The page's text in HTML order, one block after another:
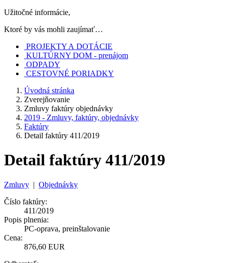
Užitočné informácie,
Ktoré by vás mohli zaujímať…
PROJEKTY A DOTÁCIE
KULTÚRNY DOM - prenájom
ODPADY
CESTOVNÉ PORIADKY
Úvodná stránka
Zverejňovanie
Zmluvy faktúry objednávky
2019 - Zmluvy, faktúry, objednávky
Faktúry
Detail faktúry 411/2019
Detail faktúry 411/2019
Zmluvy | Objednávky
Číslo faktúry:
411/2019
Popis plnenia:
PC-oprava, preinštalovanie
Cena:
876,60 EUR